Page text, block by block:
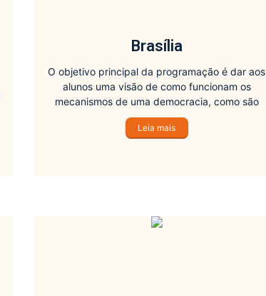
Brasília
O objetivo principal da programação é dar aos
alunos uma visão de como funcionam os
mecanismos de uma democracia, como são
feitas as negociações políticas e quais as
virtudes e defeitos de nossa organização
Leia mais